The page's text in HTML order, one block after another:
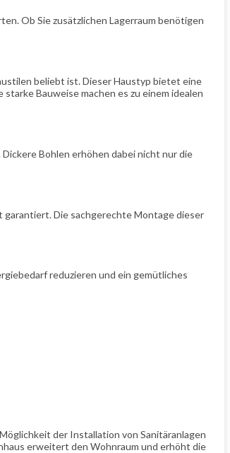
Ob Sie zusätzlichen Lagerraum benötigen
beliebt ist. Dieser Haustyp bietet eine
Bauweise machen es zu einem idealen
Bohlen erhöhen dabei nicht nur die
Die sachgerechte Montage dieser
reduzieren und ein gemütliches
der Installation von Sanitäranlagen
erweitert den Wohnraum und erhöht die